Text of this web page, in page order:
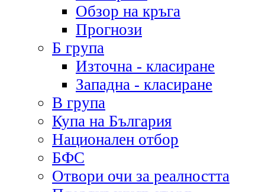
Обзор на кръга
Прогнози
Б група
Източна - класиране
Западна - класиране
В група
Купа на България
Национален отбор
БФС
Отвори очи за реалността